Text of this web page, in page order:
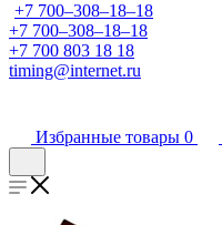
+7 700‒308‒18‒18
+7 700‒308‒18‒18
+7 700 803 18 18
timing@internet.ru
Избранные товары 0